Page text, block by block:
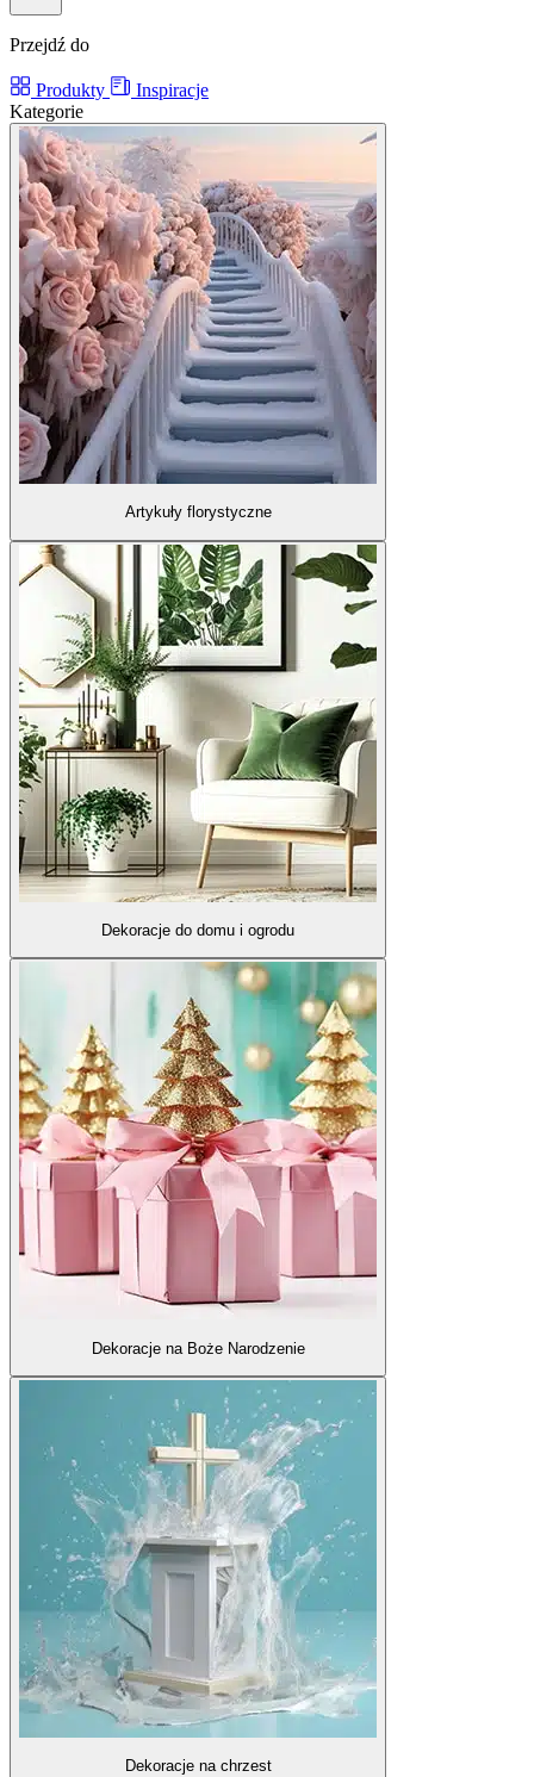
Przejdź do
Produkty
Inspiracje
Kategorie
Artykuły florystyczne
Dekoracje do domu i ogrodu
Dekoracje na Boże Narodzenie
Dekoracje na chrzest